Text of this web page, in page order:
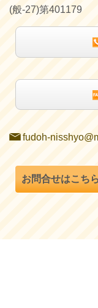
(般-27)第401179
fudoh-
お問合せはこちら